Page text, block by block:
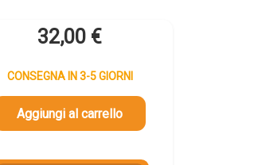
32,00 €
CONSEGNA IN 3-5 GIORNI
Aggiungi al carrello